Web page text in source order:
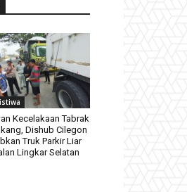
Kecelakaan Tabrak
Dishub Cilegon
Truk Parkir Liar
Lingkar Selatan